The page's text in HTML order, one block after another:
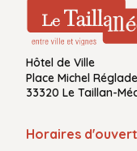
Hôtel de Ville
Place Michel Réglade
33320 Le Taillan-
Horaires